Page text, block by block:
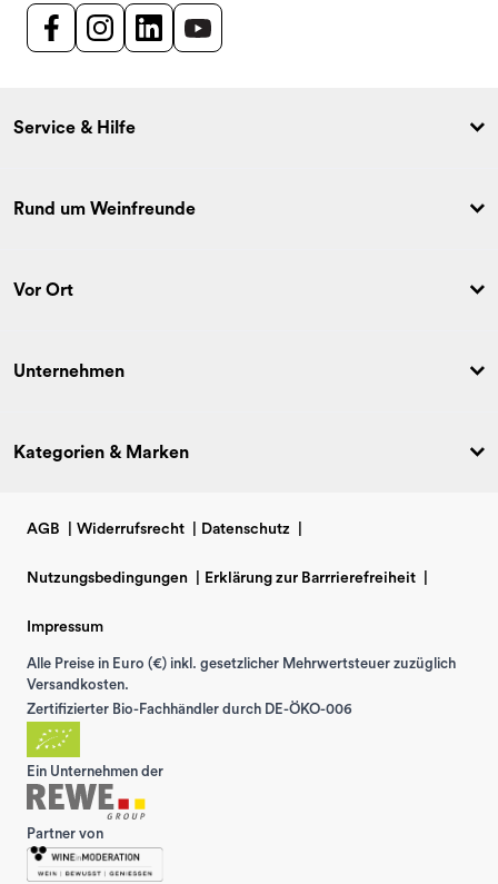
Service & Hilfe
Rund um Weinfreunde
Vor Ort
Unternehmen
Kategorien & Marken
AGB Widerrufsrecht Datenschutz
Nutzungsbedingungen Erklärung zur Barrrierefreiheit
Impressum
Alle Preise in Euro (€) inkl. gesetzlicher Mehrwertsteuer zuzüglich
Versandkosten.
Zertifizierter Bio-Fachhändler durch DE-ÖKO-006
Ein Unternehmen der
Partner von